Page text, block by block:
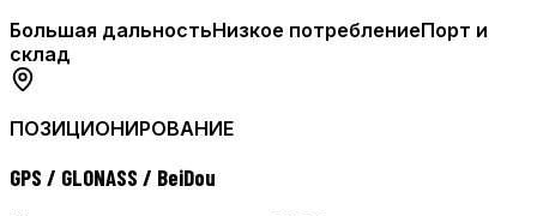
Большая дальностьНизкое потреблениеПорт и
склад
ПОЗИЦИОНИРОВАНИЕ
GPS / GLONASS / BeiDou